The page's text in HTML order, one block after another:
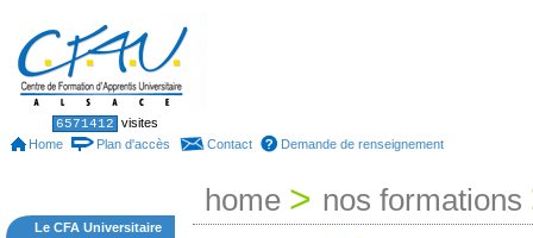
content.
Skip
navigation
6571412 visites
Home
Plan d'accès Contact Demande de renseignement
Le CFA Universitaire
home > nos formations